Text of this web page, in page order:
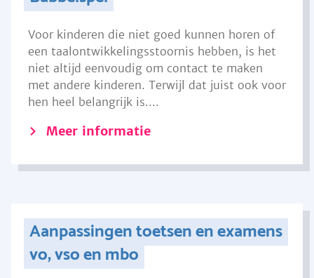
Voor kinderen die niet goed kunnen horen of
een taalontwikkelingsstoornis hebben, is het
niet altijd eenvoudig om contact te maken
met andere kinderen. Terwijl dat juist ook voor
hen heel belangrijk is....
Meer informatie
Aanpassingen toetsen en examens
vo, vso en mbo